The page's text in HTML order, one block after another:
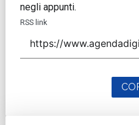
negli appunti.
RSS link